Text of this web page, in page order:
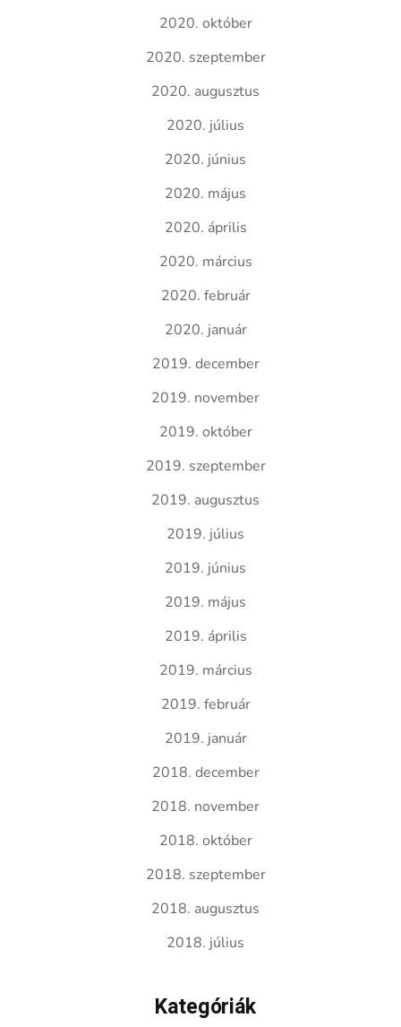
2020. október
2020. szeptember
2020. augusztus
2020. július
2020. június
2020. május
2020. április
2020. március
2020. február
2020. január
2019. december
2019. november
2019. október
2019. szeptember
2019. augusztus
2019. július
2019. június
2019. május
2019. április
2019. március
2019. február
2019. január
2018. december
2018. november
2018. október
2018. szeptember
2018. augusztus
2018. július
Kategóriák